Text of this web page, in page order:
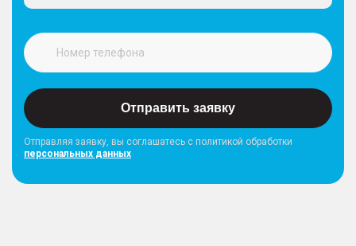
Отправить заявку
Отправляя заявку, вы соглашатесь с политикой обработки
персональных данных